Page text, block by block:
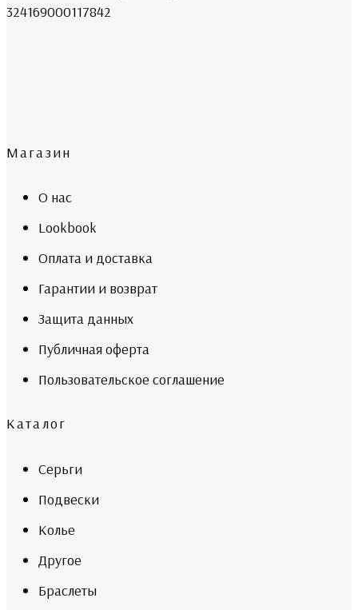
324169000117842
Магазин
О нас
Lookbook
Оплата и доставка
Гарантии и возврат
Защита данных
Публичная оферта
Пользовательское соглашение
Каталог
Серьги
Подвески
Колье
Другое
Браслеты